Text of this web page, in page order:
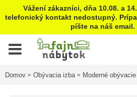
Vážení zákazníci, dňa 10.08. a
telefonický kontakt nedostupný.
píšte na náš email.
Domov Obývacia izba Moderné